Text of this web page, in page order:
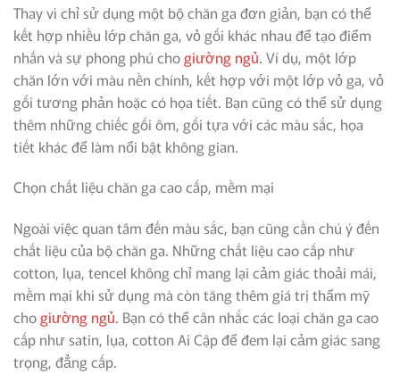
Thay vì chỉ sử dụng một bộ chăn ga đơn giản, bạn có thể
kết hợp nhiều lớp chăn ga, vỏ gối khác nhau để tạo điểm
nhấn và sự phong phú chogiường ngủ. Ví dụ, một lớp
chăn lớn với màu nền chính, kết hợp với một lớp vỏ ga, vỏ
gối tương phản hoặc có họa tiết. Bạn cũng có thể sử dụng
thêm những chiếc gối ôm, gối tựa với các màu sắc, họa
tiết khác để làm nổi bật không gian.
Chọn chất liệu chăn ga cao cấp, mềm mại
Ngoài việc quan tâm đến màu sắc, bạn cũng cần chú ý đến
chất liệu của bộ chăn ga. Những chất liệu cao cấp như
cotton, lụa, tencel không chỉ mang lại cảm giác thoải mái,
mềm mại khi sử dụng mà còn tăng thêm giá trị thẩm mỹ
chogiường ngủ. Bạn có thể cân nhắc các loại chăn ga cao
cấp như satin, lụa, cotton Ai Cập để đem lại cảm giác sang
trọng, đẳng cấp.